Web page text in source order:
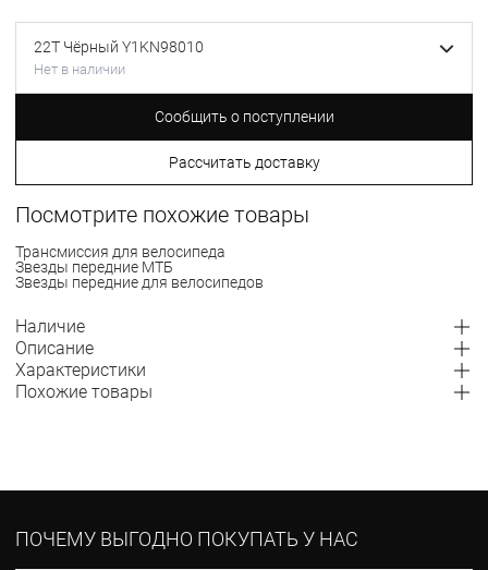
22T Чёрный Y1KN98010
Нет в наличии
Сообщить о поступлении
Рассчитать доставку
Посмотрите похожие товары
Трансмиссия для велосипеда
Звезды передние МТБ
Звезды передние для велосипедов
Наличие
Описание
Характеристики
Похожие товары
ПОЧЕМУ ВЫГОДНО ПОКУПАТЬ У НАС